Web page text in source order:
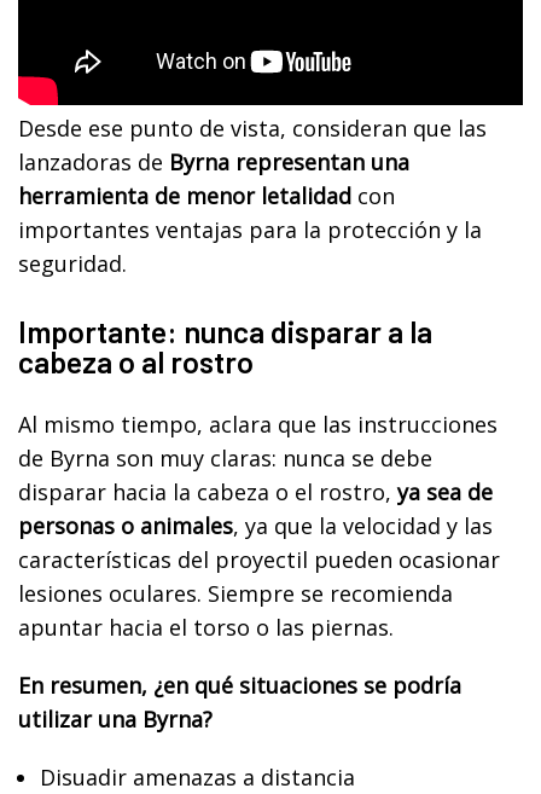
Desde ese punto de vista, consideran que las
lanzadoras de Byrna representan una
herramienta de menor letalidad con
importantes ventajas para la protección y la
seguridad.
Importante: nunca disparar a la
cabeza o al rostro
Al mismo tiempo, aclara que las instrucciones
de Byrna son muy claras: nunca se debe
disparar hacia la cabeza o el rostro,ya sea de
personas o animales, ya que la velocidad y las
características del proyectil pueden ocasionar
lesiones oculares. Siempre se recomienda
apuntar hacia el torso o las piernas.
En resumen, ¿en qué situaciones se podría
utilizar una Byrna?
Disuadir amenazas a distancia